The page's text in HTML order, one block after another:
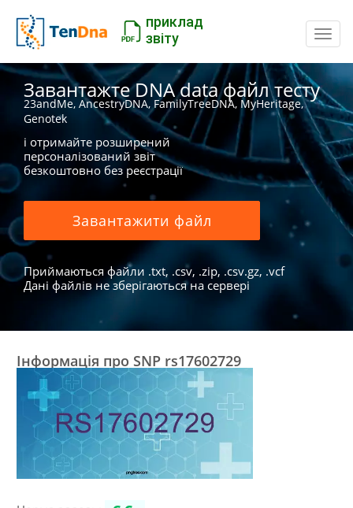
приклад
звіту
Завантажте DNA data файл тесту
23andMe, AncestryDNA, FamilyTreeDNA, MyHeritage,
Genotek
і отримайте розширений
персоналізований звіт
безкоштовно без реєстрації
Завантажити файл
Приймаються файли .txt, .csv, .zip, .csv.gz, .vcf
Дані файлів не зберігаються на сервері
Інформація про SNP rs17602729